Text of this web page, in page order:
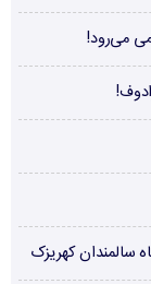
می‌رود!
سالمندان کهریزک